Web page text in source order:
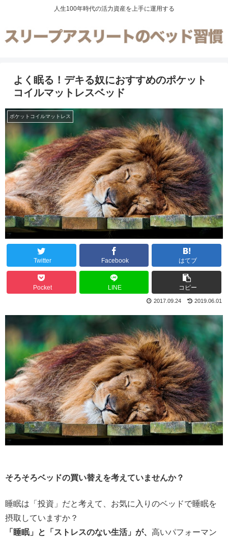
人生100年時代の活力資産を上手に運用する
よく眠る！デキる奴におすすめのポケット
コイルマットレスベッド
ポケットコイルマットレス
Twitter Facebook はてブ
Pocket LINE コピー
2019.06.01
2017.09.24
そろそろベッドの買い替えを考えていませんか？
睡眠は「投資」だと考えて、お気に入りのベッドで睡眠を
摂取していますか？
「睡眠」と「ストレスのない生活」が、 高いパフォーマン